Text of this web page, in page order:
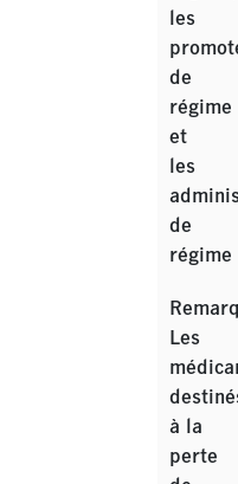
les
de
régime
et
les
de
régime
Les
à la
perte